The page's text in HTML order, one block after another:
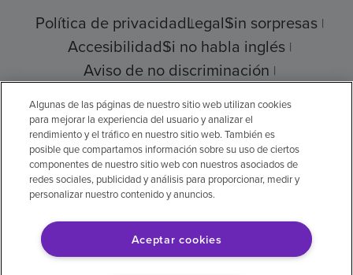
Política de privacidadLegalSin sorpresas
AccesibilidadSi no habla inglés
Aviso de no discriminación
© 2026 Encompass Health Corporation
Preferencias de cookies
Aviso legal: Se tradujo con la ayuda de
Algunas de las páginas de nuestro sitio web utilizan cookies
para mejorar la experiencia del usuario y analizar el
rendimiento y el tráfico en nuestro sitio web. También es
posible que compartamos información sobre su uso de ciertos
componentes de nuestro sitio web con nuestros asociados de
redes sociales, publicidad y análisis para proporcionar, medir y
personalizar nuestro contenido y anuncios.
Aceptar cookies